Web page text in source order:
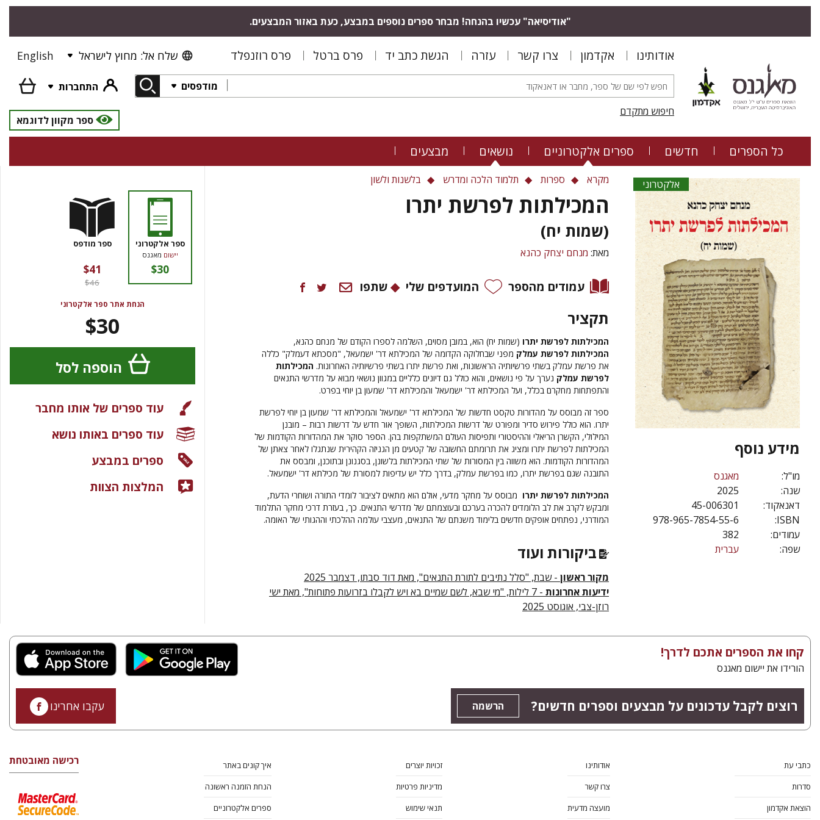
"אודיסיאה" עכשיו בהנחה! מבחר ספרים נוספים במבצע, כעת באזור המבצעים.
אודותינו אקדמון צרו קשר עזרה הגשת כתב יד פרס ברטל פרס רוזנפלד שלח אל: מחוץ לישראל English
מודפסים
התחברות
חיפוש מתקדם
ספר מקוון לדוגמא
כל הספרים חדשים ספרים אלקטרוניים נושאים מבצעים
אלקטרוני
מידע נוסף
מו"ל:
מאגנס
שנה:
2025
דאנאקוד:
45-006301
ISBN:
978-965-7854-55-6
עמודים:
382
שפה:
עברית
מקרא ספרות תלמוד הלכה ומדרש בלשנות ולשון
המכילתות לפרשת יתרו
(שמות יח)
מאת: מנחם יצחק כהנא
עמודים מהספר המועדפים שלי שתפו
תקציר
המכילתות לפרשת יתרו (שמות יח) הוא, במובן מסוים, השלמה לספרו הקודם של מנחם כהנא,
המכילתות לפרשת עמלק מפני שבחלוקה הקדומה של המכילתא דר' ישמעאל, "מסכתא דעמלק" כללה
את פרשת עמלק בשתי פרשיותיה הראשונות, ואת פרשת יתרו בשתי פרשיותיה האחרונות. המכילתות
לפרשת עמלק נערך על פי נושאים, והוא כולל גם דיונים כלליים במגוון נושאי מבוא על מדרשי התנאים
והתפתחות מחקרם בכלל, ועל המכילתא דר' ישמעאל והמכילתא דר' שמעון בן יוחי בפרט.
ספר זה מבוסס על מהדורות טקסט חדשות של המכילתא דר' ישמעאל והמכילתא דר' שמעון בן יוחי לפרשת
יתרו. הוא כולל פירוש סדיר ומפורט של דרשות המכילתות, השופך אור חדש על דרשות רבות – מובנן
המילולי, הקשרן הריאלי וההיסטורי ותפיסות העולם המשתקפות בהן. הספר סוקר את המהדורות הקודמות של
המכילתות לפרשת יתרו ומציג את תרומתם החשובה של קטעים מן הגניזה הקהירית שנתגלו לאחר צאתן של
המהדורות הקודמות. הוא משווה בין המסורות של שתי המכילתות בלשונן, בסגנונן ובתוכנן, ומבסס את
התובנה שגם בפרשת יתרו, כמו בפרשת עמלק, בדרך כלל יש עדיפות למסורת של מכילתא דר' ישמעאל.
המכילתות לפרשת יתרו מבוסס על מחקר מדעי, אולם הוא מתאים לציבור לומדי התורה ושוחרי הדעת,
ומבקש לקרב את לב הלומדים להכרה בערכם ובעוצמתם של מדרשי התנאים. כך, בעזרת דרכי מחקר התלמוד
המודרני, נפתחים אופקים חדשים בלימוד משנתם של התנאים, מעצבי עולמה ההלכתי וההגותי של האומה.
ביקורות ועוד
מקור ראשון - שבת, "סלל נתיבים לתורת התנאים", מאת דוד סבתו, דצמבר 2025
ידיעות אחרונות
- 7 לילות, "מי שבא, לשם שמיים בא ויש לקבלו בזרועות פתוחות", מאת ישי
רוזן-צבי, אוגוסט 2025
ספר אלקטרוני
יישום מאגנס
$30
ספר מודפס
$41
$46
הנחת אתר ספר אלקטרוני
$30
הוספה לסל
עוד ספרים של אותו מחבר
עוד ספרים באותו נושא
ספרים במבצע
המלצות הצוות
קחו את הספרים אתכם לדרך!
הורידו את יישום מאגנס
רוצים לקבל עדכונים על מבצעים וספרים חדשים? הרשמה עקבו אחרינו
כתבי עת
סדרות
הוצאת אקדמון
אודותינו
צרו קשר
מועצה מדעית
זכויות יוצרים
מדיניות פרטיות
תנאי שימוש
איך קונים באתר
הנחת הזמנה ראשונה
ספרים אלקטרוניים
רכישה מאובטחת